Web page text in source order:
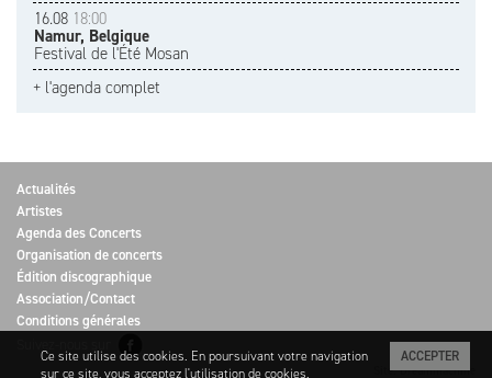
16.08 18:00
Namur, Belgique
Festival de l'Été Mosan
+ l'agenda complet
Actualités
Artistes
Agenda des Concerts
Organisation de concerts
Édition discographique
Association/Contact
Conditions générales
Site: Dreammachine
Ce site utilise des cookies. En poursuivant votre navigation
sur ce site, vous acceptez l'utilisation de cookies.
ACCEPTER